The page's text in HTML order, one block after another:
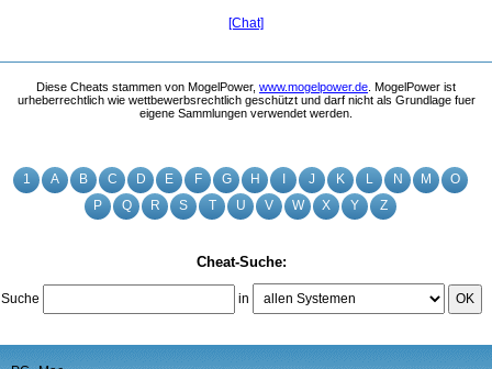
1 A B C D E F G H J K L N M
O
P
Q R S T U V W X Y Z
Cheat-Suche:
Suche in OK
[Chat]
Diese Cheats stammen von MogelPower, www.mogelpower.de . MogelPower ist
urheberrechtlich wie wettbewerbsrechtlich geschützt und darf nicht als Grundlage fuer
eigene Sammlungen verwendet werden.